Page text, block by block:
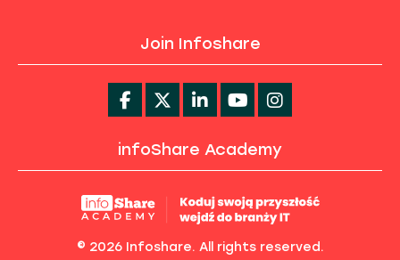
Join Infoshare
infoShare Academy
© 2026 Infoshare. All rights reserved.